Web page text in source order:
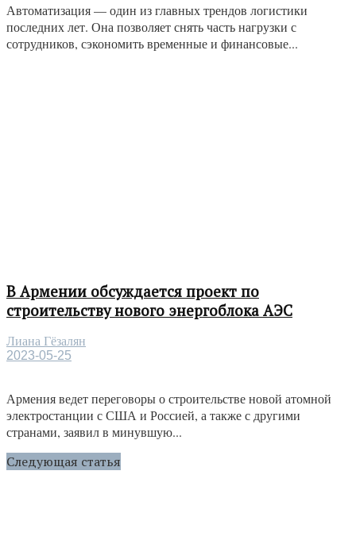
Автоматизация — один из главных трендов логистики
последних лет. Она позволяет снять часть нагрузки с
сотрудников, сэкономить временные и финансовые...
В Армении обсуждается проект по
строительству нового энергоблока АЭС
Лиана Гёзалян
2023-05-25
Армения ведет переговоры о строительстве новой атомной
электростанции с США и Россией, а также с другими
странами, заявил в минувшую...
Следующая статья